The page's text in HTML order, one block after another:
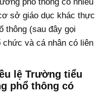
sở giáo dục khác thực
thông (sau đây gọi
và cá nhân có liên
lệ Trường tiểu
phổ thông có